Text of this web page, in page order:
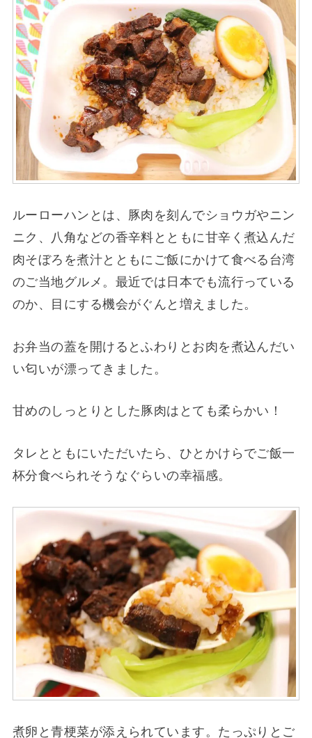
ルーローハンとは、豚肉を刻んでショウガやニン
ニク、八角などの香辛料とともに甘辛く煮込んだ
肉そぼろを煮汁とともにご飯にかけて食べる台湾
のご当地グルメ。最近では日本でも流行っている
のか、目にする機会がぐんと増えました。
お弁当の蓋を開けるとふわりとお肉を煮込んだい
い匂いが漂ってきました。
甘めのしっとりとした豚肉はとても柔らかい！
タレとともにいただいたら、ひとかけらでご飯一
杯分食べられそうなぐらいの幸福感。
煮卵と青梗菜が添えられています。たっぷりとご